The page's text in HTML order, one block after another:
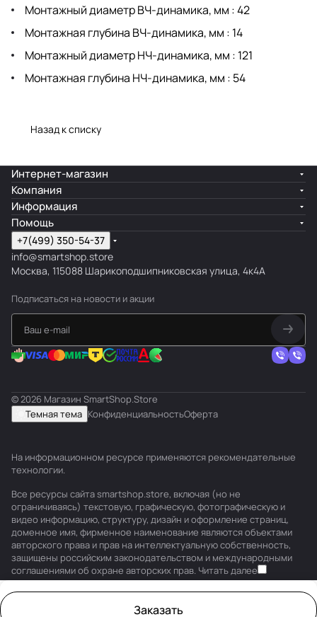
Монтажный диаметр ВЧ-динамика, мм : 42
Монтажная глубина ВЧ-динамика, мм : 14
Монтажный диаметр НЧ-динамика, мм : 121
Монтажная глубина НЧ-динамика, мм : 54
Назад к списку
Заказать
Интернет-магазин
Компания
Информация
Помощь
+7(499) 350-54-37
info@smartshop.store
Москва, 115088 Шарикоподшипниковская улица, 4к4А
Подписаться на новости и акции
© 2026 Магазин SmartShop.Store
Темная тема КонфиденциальностьОферта
На информационном ресурсе применяются рекомендательные
технологии.
Все ресурсы сайта smartshop.store, включая (но не
ограничиваясь) текстовую, графическую, фотографическую и
видео информацию, структуру, дизайн и оформление страниц,
доменное имя, фирменное наименование являются объектами
авторского права и прав на интеллектуальную собственность,
защищены российским законодательством и международными
соглашениями об охране авторских прав. Читать далее